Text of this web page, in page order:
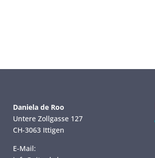
Daniela de Roo
Untere Zollgasse 127
CH-3063 Ittigen
E-Mail: